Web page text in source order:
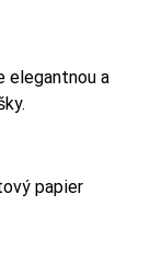
elegantnou a
papier